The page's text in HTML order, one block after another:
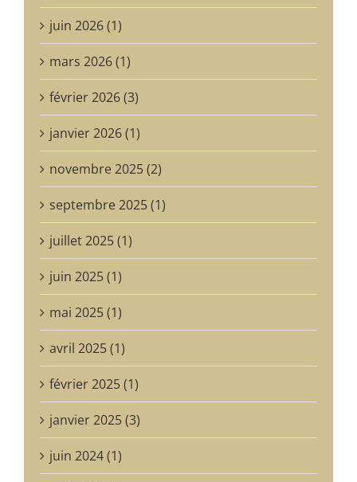
juin 2026 (1)
mars 2026 (1)
février 2026 (3)
janvier 2026 (1)
novembre 2025 (2)
septembre 2025 (1)
juillet 2025 (1)
juin 2025 (1)
mai 2025 (1)
avril 2025 (1)
février 2025 (1)
janvier 2025 (3)
juin 2024 (1)